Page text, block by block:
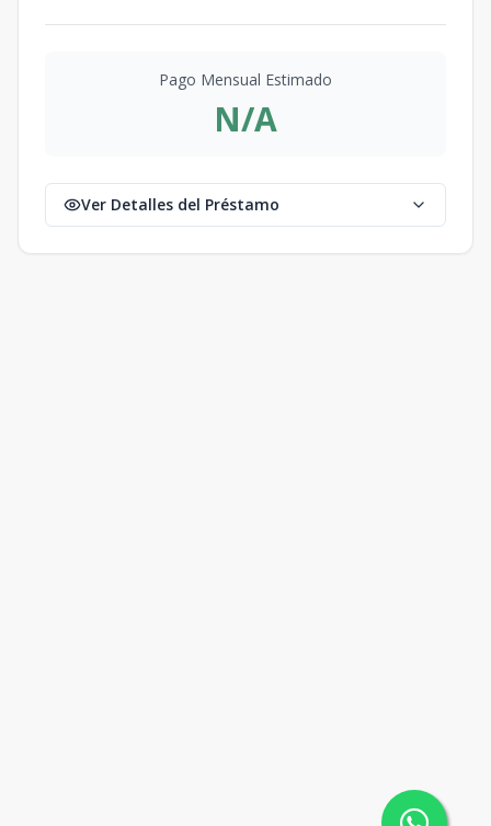
Pago Mensual Estimado
N/A
Ver Detalles del Préstamo